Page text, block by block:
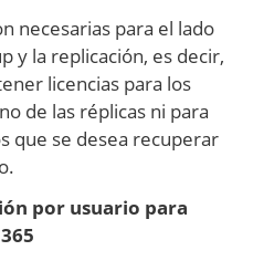
necesarias para el lado
y la replicación, es decir,
licencias para los
de las réplicas ni para
que se desea recuperar
por usuario para